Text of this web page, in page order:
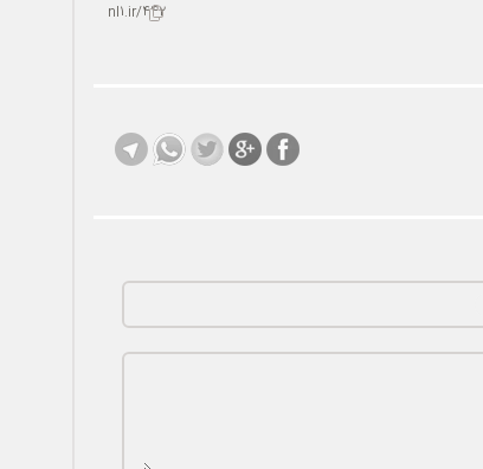
nl1.ir/442